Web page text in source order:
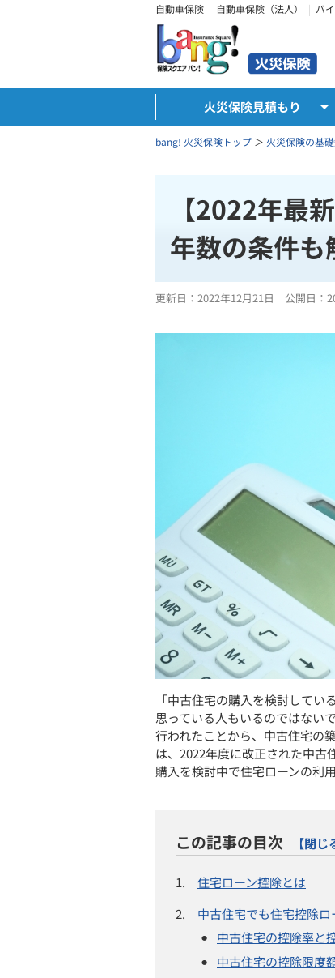
自動車保険 自動車保険（法人） バ
火災保険見積もり
bang! 火災保険トップ ＞ 火災保険の基
【2022年最
年数の条件も
更新日： 2022年12月21日 公開日：
「中古住宅の購入を検討して
思っている人もいるのではない
行われたことから、中古住宅の
は、2022年度に改正された中古
購入を検討中で住宅ローンの利
この記事の目次 【閉じ
1.
住宅ローン控除とは
2.
中古住宅でも住宅控除ロ
中古住宅の控除率と
中古住宅の控除限度